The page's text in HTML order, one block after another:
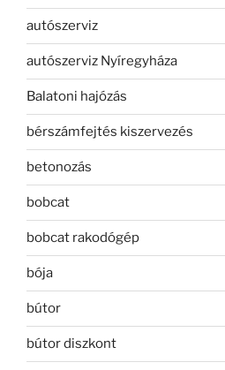
autószerviz
autószerviz Nyíregyháza
Balatoni hajózás
bérszámfejtés kiszervezés
betonozás
bobcat
bobcat rakodógép
bója
bútor
bútor diszkont